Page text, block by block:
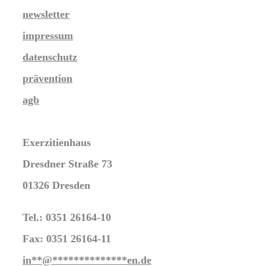
newsletter
impressum
datenschutz
prävention
agb
Exerzitienhaus
Dresdner Straße 73
01326 Dresden
Tel.: 0351 26164-10
Fax: 0351 26164-11
in**@**************en.de